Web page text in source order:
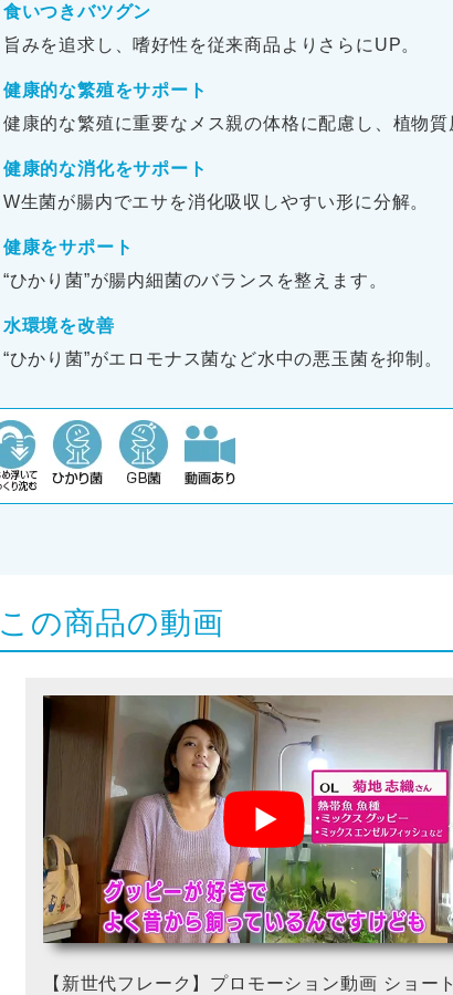
食いつきバツグン
旨みを追求し、嗜好性を従来商品よりさらにUP。
健康的な繁殖をサポート
健康的な繁殖に重要なメス親の体格に配慮し、植物
健康的な消化をサポート
W生菌が腸内でエサを消化吸収しやすい形に分解。
健康をサポート
“ひかり菌”が腸内細菌のバランスを整えます。
水環境を改善
“ひかり菌”がエロモナス菌など水中の悪玉菌を抑制。
この商品の動画
【新世代フレーク】プロモーション動画 ショート